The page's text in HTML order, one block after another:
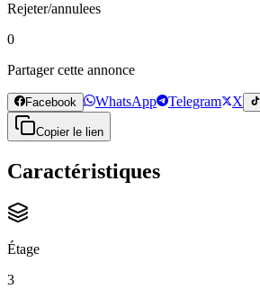
Rejeter/annulees
0
Partager cette annonce
Facebook WhatsApp Telegram X
Copier le lien
Caractéristiques
Étage
3